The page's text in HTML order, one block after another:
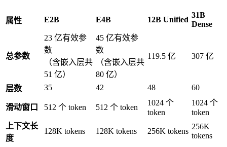
属性 E2B E4B 12B Unified
31B
Dense
总参数
23 亿有效参
数
（含嵌入层共
51 亿）
45 亿有效参
数
（含嵌入层共
80 亿）
119.5 亿 307 亿
层数 35 42 48 60
滑动窗口 512 个 token 512 个 token
1024 个
token
1024 个
token
上下文长
度
128K tokens 128K tokens 256K tokens
256K
tokens